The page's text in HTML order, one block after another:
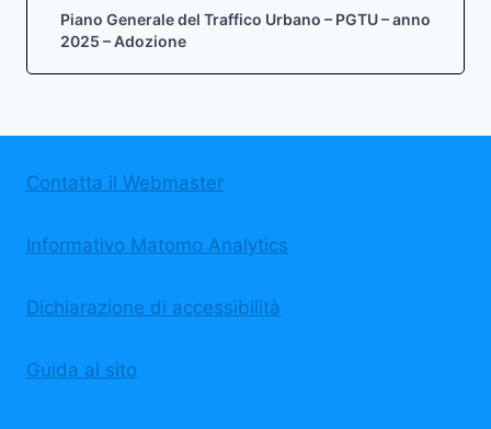
Piano Generale del Traffico Urbano – PGTU – anno
2025 – Adozione
Contatta il Webmaster
Informativo Matomo Analytics
Dichiarazione di accessibilità
Guida al sito